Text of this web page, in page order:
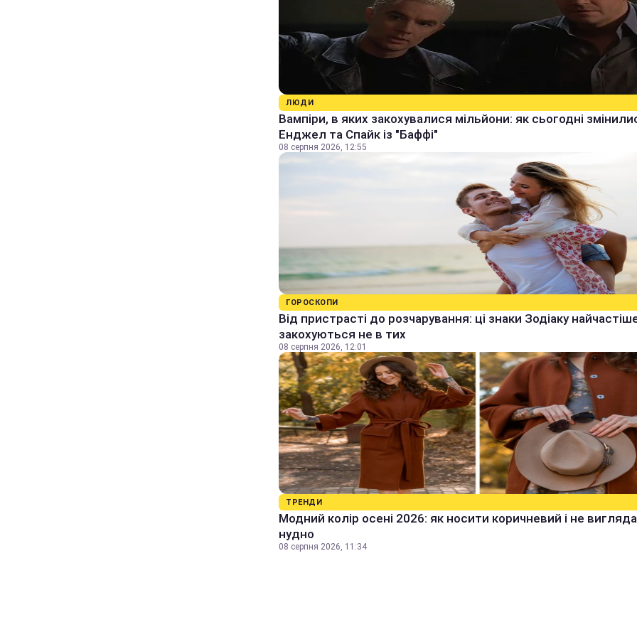
ЛЮДИ
Вампіри, в яких закохувалися мільйони: як сьогодні
Енджел та Спайк із "Баффі"
08 серпня 2026, 12:55
ГОРОСКОПИ
Від пристрасті до розчарування: ці знаки Зодіаку
закохуються не в тих
08 серпня 2026, 12:01
ТРЕНДИ
Модний колір осені 2026: як носити коричневий і не
нудно
08 серпня 2026, 11:34